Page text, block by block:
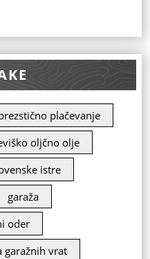
plačevanje
oljčno olje
istre
garaža
oder
garažnih vrat